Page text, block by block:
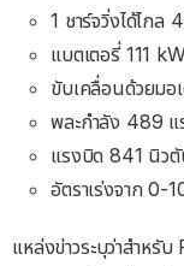
1 ชาร์จวิ่งได้ไกล
แบตเตอรี่ 111
ขับเคลื่อนด้วยม
พละกำลัง 489 แ
แรงบิด 841 นิวตั
อัตราเร่งจาก 0-
แหล่งข่าวระบุว่าสำห